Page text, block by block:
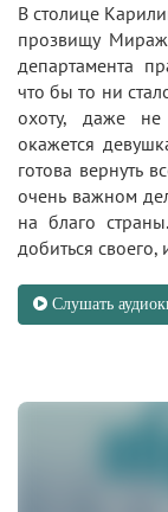
В столице
прозвищу
департамента
что бы то ни
охоту, даже не
окажется
готова вернуть
очень важном
на благо
добиться своего,
Слушать